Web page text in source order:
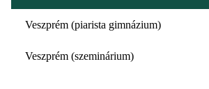
Veszprém (piarista gimnázium)
Veszprém (szeminárium)